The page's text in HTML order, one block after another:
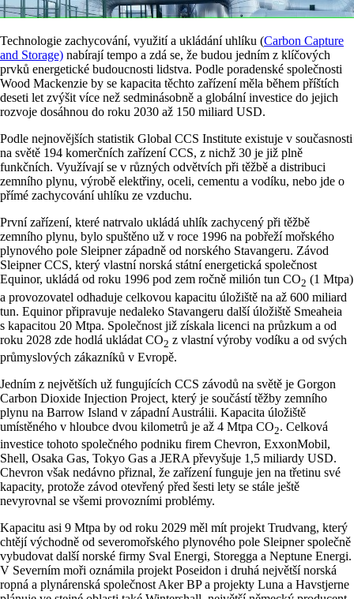
Technologie zachycování, využití a ukládání uhlíku (Carbon Capture
and Storage) nabírají tempo a zdá se, že budou jedním z klíčových
prvků energetické budoucnosti lidstva. Podle poradenské společnosti
Wood Mackenzie by se kapacita těchto zařízení měla během příštích
deseti let zvýšit více než sedminásobně a globální investice do jejich
rozvoje dosáhnou do roku 2030 až 150 miliard USD.
Podle nejnovějších statistik Global CCS Institute existuje v současnosti
na světě 194 komerčních zařízení CCS, z nichž 30 je již plně
funkčních. Využívají se v různých odvětvích při těžbě a distribuci
zemního plynu, výrobě elektřiny, oceli, cementu a vodíku, nebo jde o
přímé zachycování uhlíku ze vzduchu.
První zařízení, které natrvalo ukládá uhlík zachycený při těžbě
zemního plynu, bylo spuštěno už v roce 1996 na pobřeží mořského
plynového pole Sleipner západně od norského Stavangeru. Závod
Sleipner CCS, který vlastní norská státní energetická společnost
Equinor, ukládá od roku 1996 pod zem ročně milión tun CO2 (1 Mtpa)
a provozovatel odhaduje celkovou kapacitu úložiště na až 600 miliard
tun. Equinor připravuje nedaleko Stavangeru další úložiště Smeaheia
s kapacitou 20 Mtpa. Společnost již získala licenci na průzkum a od
roku 2028 zde hodlá ukládat CO2 z vlastní výroby vodíku a od svých
průmyslových zákazníků v Evropě.
Jedním z největších už fungujících CCS závodů na světě je Gorgon
Carbon Dioxide Injection Project, který je součástí těžby zemního
plynu na Barrow Island v západní Austrálii. Kapacita úložiště
umístěného v hloubce dvou kilometrů je až 4 Mtpa CO2. Celková
investice tohoto společného podniku firem Chevron, ExxonMobil,
Shell, Osaka Gas, Tokyo Gas a JERA převyšuje 1,5 miliardy USD.
Chevron však nedávno přiznal, že zařízení funguje jen na třetinu své
kapacity, protože závod otevřený před šesti lety se stále ještě
nevyrovnal se všemi provozními problémy.
Kapacitu asi 9 Mtpa by od roku 2029 měl mít projekt Trudvang, který
chtějí východně od severomořského plynového pole Sleipner společně
vybudovat další norské firmy Sval Energi, Storegga a Neptune Energi.
V Severním moři oznámila projekt Poseidon i druhá největší norská
ropná a plynárenská společnost Aker BP a projekty Luna a Havstjerne